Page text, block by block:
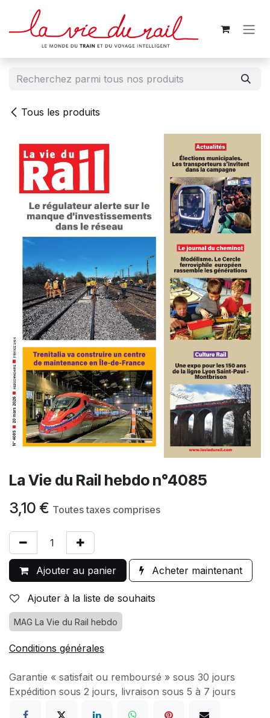
Se rendre au contenu
Tous les produits
La Vie du Rail hebdo n°4085
3,10 € Toutes taxes comprises
Ajouter au panier Acheter maintenant
Ajouter à la liste de souhaits
MAG La Vie du Rail hebdo
Conditions générales
Garantie « satisfait ou remboursé » sous 30 jours
Expédition sous 2 jours, livraison sous 5 à 7 jours